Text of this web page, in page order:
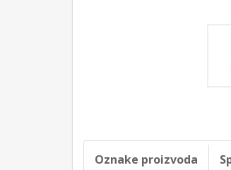
Oznake proizvoda